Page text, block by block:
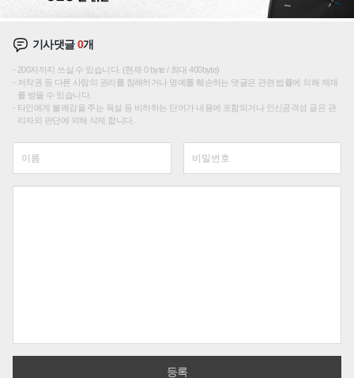
기사댓글0개
200자까지 쓰실 수 있습니다. (현재 0 byte / 최대 400byte)
저작권 등 다른 사람의 권리를 침해하거나 명예를 훼손하는 댓글은 관련 법률에 의해 제재
를 받을 수 있습니다.
타인에게 불쾌감을 주는 욕설 등 비하하는 단어가 내용에 포함되거나 인신공격성 글은 관
리자의 판단에 의해 삭제 합니다.